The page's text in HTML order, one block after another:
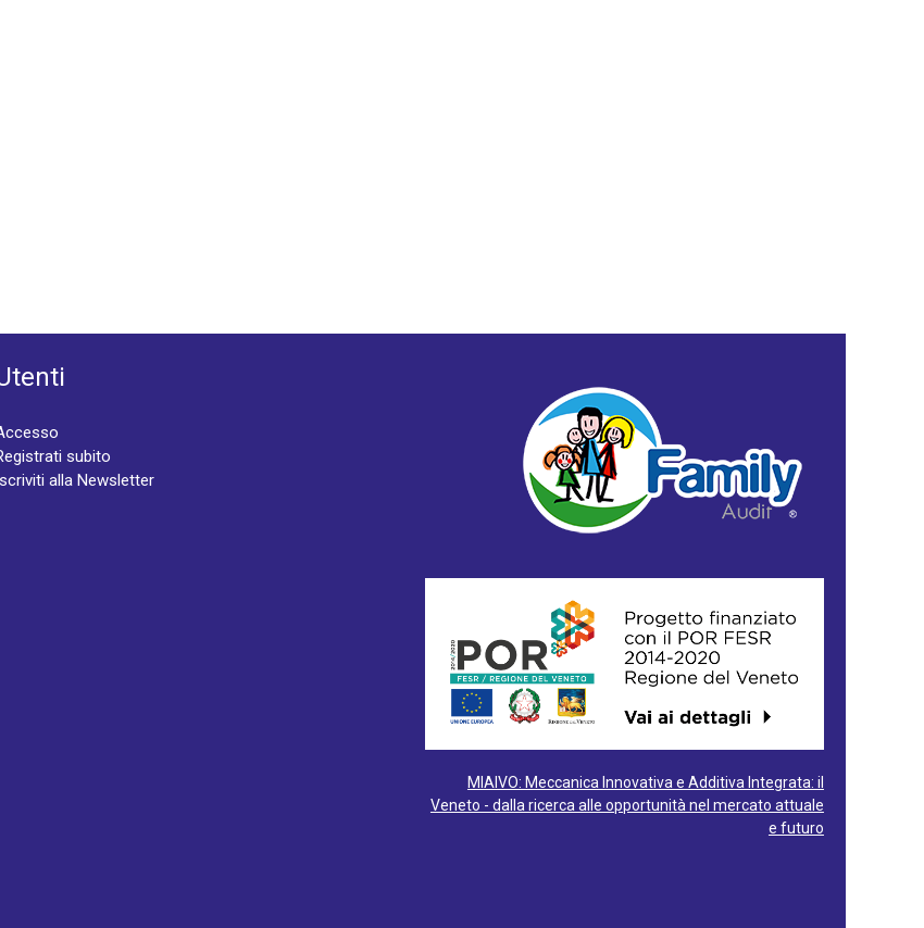
subito
alla Newsletter
MIAIVO: Meccanica Innovativa e Additiva Integrata: il
Veneto - dalla ricerca alle opportunità nel mercato attuale
e futuro